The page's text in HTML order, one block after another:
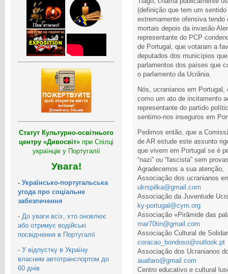
Статут Культурно-освітнього
центру «Дивосвіт» при Спілці
українців у Португалії
Увага!
- Українсько-португальська
угода про соціальне
забезпечення
- До уваги всіх, хто оновлює
або отримує водійські
посвідчення в Португалії
- У відпустку в Україну
власним автотранспортом до
60 днів
(definição que tem um
extremamente ofensiva
mortais depois da invasão
representante do PCP
de Portugal, que votaram a
deputados dos municípios
parlamentos dos países que
o parlamento da Ucrânia.
Nós, ucranianos em
como um ato de incitamento
representante do partido
sentimo-nos inseguros em
Pedimos então, que a
de AR estude este assunto
que vivem em Portugal se é
“nazi” ou “fascista” sem
Agradecemos a sua atenção,
Associação dos ucranianos
ukrspilka@gmail.com
Associação da Juventude
ky-portugal@cym.org
Associação «Pirâmide das
mar70tin@gmail.com
Associação Cultural de
coracao_bondoso@outlook.pt
Associação dos Ucranianos
auafaro@gmail.com
Centro educativo e cultural